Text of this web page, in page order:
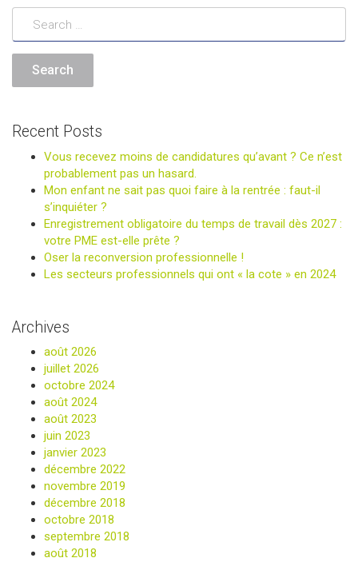
Recent Posts
Vous recevez moins de candidatures qu’avant ? Ce n’est
probablement pas un hasard.
Mon enfant ne sait pas quoi faire à la rentrée : faut-il
s’inquiéter ?
Enregistrement obligatoire du temps de travail dès 2027 :
votre PME est-elle prête ?
Oser la reconversion professionnelle !
Les secteurs professionnels qui ont « la cote » en 2024
Archives
août 2026
juillet 2026
octobre 2024
août 2024
août 2023
juin 2023
janvier 2023
décembre 2022
novembre 2019
décembre 2018
octobre 2018
septembre 2018
août 2018